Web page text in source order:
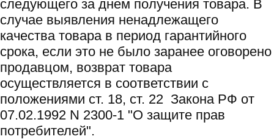
следующего за днем получения товара. В
случае выявления ненадлежащего
качества товара в период гарантийного
срока, если это не было заранее оговорено
продавцом, возврат товара
осуществляется в соответствии с
положениями ст. 18, ст. 22 Закона РФ от
07.02.1992 N 2300-1 "О защите прав
потребителей".